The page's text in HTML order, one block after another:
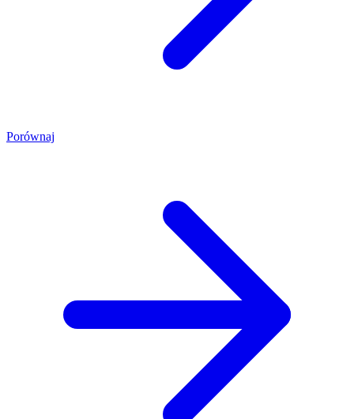
Porównaj